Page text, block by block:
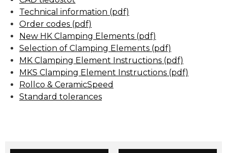
Technical information (pdf)
Order codes (pdf)
New HK Clamping Elements (pdf)
Selection of Clamping Elements (pdf)
MK Clamping Element Instructions (pdf)
MKS Clamping Element Instructions (pdf)
Rollco & CeramicSpeed
Standard tolerances